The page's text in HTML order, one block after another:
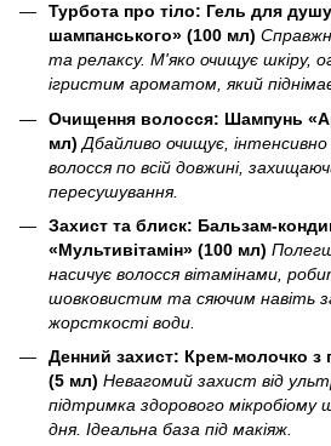
Турбота про тіло: Гель для
шампанського» (100 мл)
та релаксу. М'яко очищує шкіру,
ігристим ароматом, який
Очищення волосся: Шампунь
мл) Дбайливо очищує,
волосся по всій довжині,
пересушування.
Захист та блиск: Бальзам-
«Мультивітамін» (100 мл)
насичує волосся вітамінами,
шовковистим та сяючим навіть
жорсткості води.
Денний захист: Крем-молочко з
(5 мл) Невагомий захист від
підтримка здорового мікробіому
дня. Ідеальна база під макіяж.